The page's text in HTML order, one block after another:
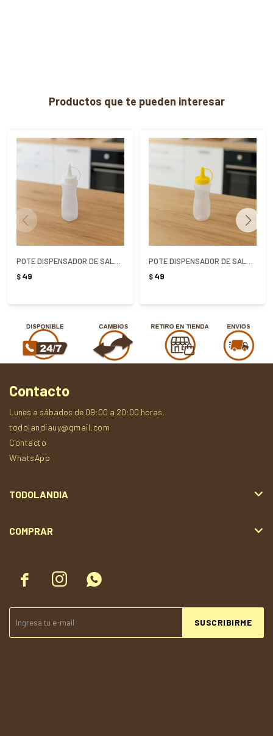
Productos que te pueden interesar
$ 49 $ 49
  
SUSCRIBIRME
Contacto
Lunes a sábados de 09:00 a 20:00 horas.
todolandiauy@gmail.com
Contacto
WhatsApp
TODOLANDIA
COMPRAR